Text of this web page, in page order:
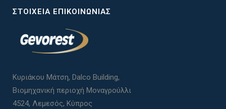
ΣΤΟΙΧΕΊΑ ΕΠΙΚΟΙΝΩΝΊΑΣ
Κυριάκου Μάτση, Dalco Building,
Βιομηχανική περιοχή Μοναγρούλλι
4524, Λεμεσός, Κύπρος